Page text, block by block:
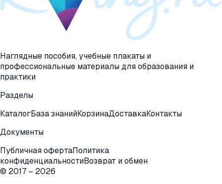
Наглядные пособия, учебные плакаты и
профессиональные материалы для образования и
практики
Разделы
КаталогБаза знанийКорзинаДоставкаКонтакты
Документы
Публичная офертаПолитика
конфиденциальностиВозврат и обмен
© 2017 – 2026